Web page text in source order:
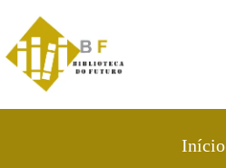
conteúdo
Início